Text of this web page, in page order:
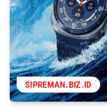
SIPREMAN.BIZ.ID